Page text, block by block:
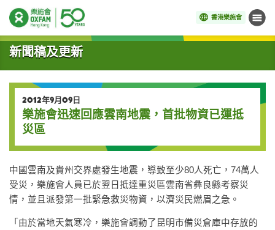
香港樂施會 目錄
開始主要內容
新聞稿及更新
2012年9月09日
樂施會迅速回應雲南地震，首批物資已運抵
災區
中國雲南及貴州交界處發生地震，導致至少80人死亡，74萬人
受災，樂施會人員已於翌日抵達重災區雲南省彝良縣考察災
情，並且派發第一批緊急救災物資，以濟災民燃眉之急。
「由於當地天氣寒冷，樂施會調動了昆明市備災倉庫中存放的